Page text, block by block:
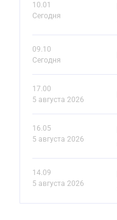
10.01
Сегодня
09.10
Сегодня
17.00
5 августа 2026
16.05
5 августа 2026
14.09
5 августа 2026